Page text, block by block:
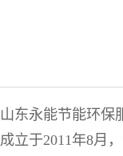
山东永能节能环保
成立于2011年8月